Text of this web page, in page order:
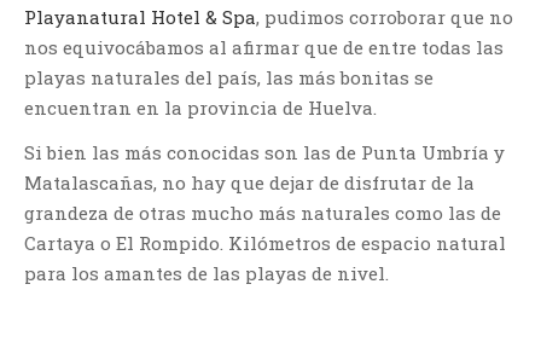
Playanatural Hotel & Spa, pudimos corroborar que no
nos equivocábamos al afirmar que de entre todas las
playas naturales del país, las más bonitas se
encuentran en la provincia de Huelva.
Si bien las más conocidas son las de Punta Umbría y
Matalascañas, no hay que dejar de disfrutar de la
grandeza de otras mucho más naturales como las de
Cartaya o El Rompido. Kilómetros de espacio natural
para los amantes de las playas de nivel.